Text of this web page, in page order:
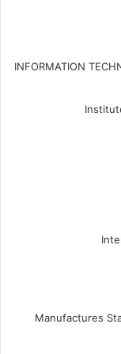
INFORMATION
Manufactures